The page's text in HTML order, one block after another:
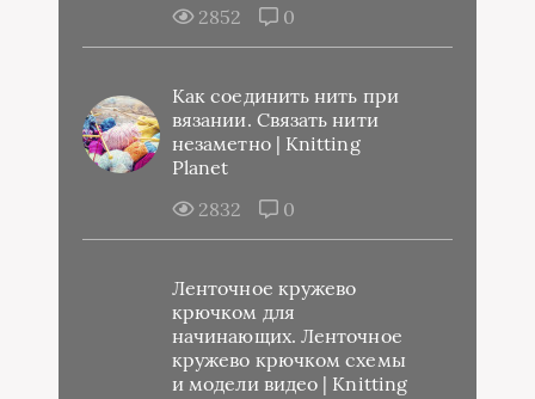
2852
0
Как соединить нить при
вязании. Связать нити
незаметно | Knitting
Planet
2832
0
Ленточное кружево
крючком для
начинающих. Ленточное
кружево крючком схемы
и модели видео | Knitting